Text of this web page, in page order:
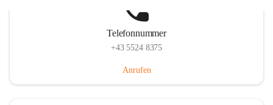
Telefonnummer
+43 5524 8375
Anrufen